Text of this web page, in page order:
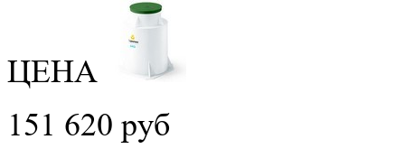
ЦЕНА
151 620 руб